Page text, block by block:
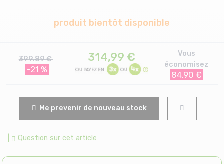
produit bientôt disponible
399.89 €
-21 %
314,99 €
Vous
économisez
84.90 €
Me prevenir de nouveau stock
Question sur cet article